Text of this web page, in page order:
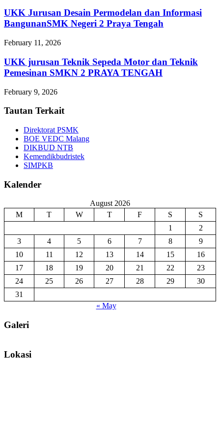
UKK Jurusan Desain Permodelan dan Informasi
BangunanSMK Negeri 2 Praya Tengah
February 11, 2026
UKK jurusan Teknik Sepeda Motor dan Teknik
Pemesinan SMKN 2 PRAYA TENGAH
February 9, 2026
Tautan Terkait
Direktorat PSMK
BOE VEDC Malang
DIKBUD NTB
Kemendikbudristek
SIMPKB
Kalender
August 2026
M
T W T F S
S
1
2
3
4 5 6 7 8
9
10
11 12 13 14 15
16
17
18 19 20 21 22
23
24
25 26 27 28 29
30
31
« May
Galeri
Lokasi